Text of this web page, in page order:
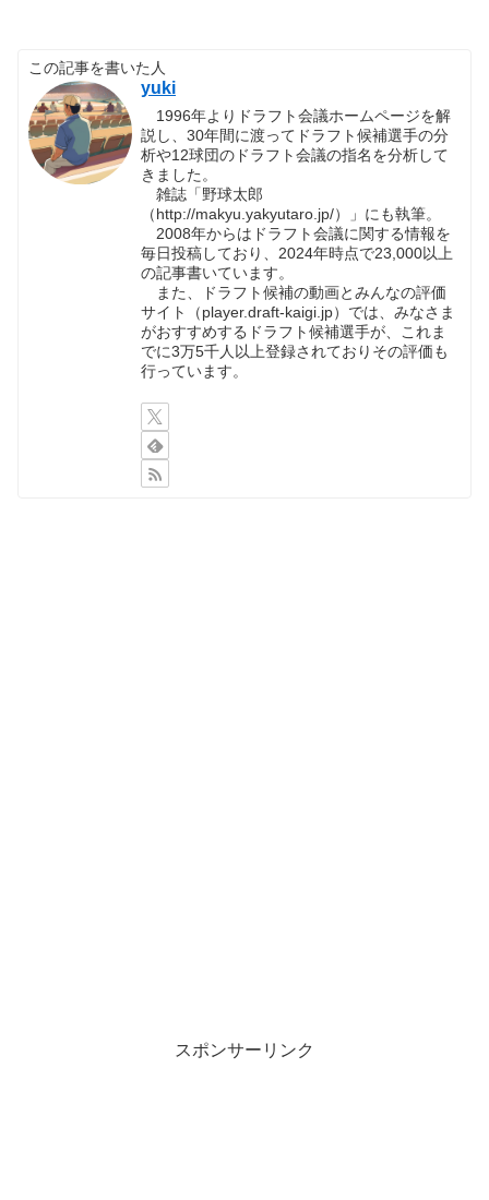
この記事を書いた人
yuki
1996年よりドラフト会議ホームページを解
説し、30年間に渡ってドラフト候補選手の分
析や12球団のドラフト会議の指名を分析して
きました。
雑誌「野球太郎
（http://makyu.yakyutaro.jp/）」にも執筆。
2008年からはドラフト会議に関する情報を
毎日投稿しており、2024年時点で23,000以上
の記事書いています。
また、ドラフト候補の動画とみんなの評価
サイト（player.draft-kaigi.jp）では、みなさま
がおすすめするドラフト候補選手が、これま
でに3万5千人以上登録されておりその評価も
行っています。
スポンサーリンク